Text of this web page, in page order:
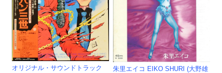
オリジナル・サウンドトラック
朱里エイコ EIKO SHURI (大野雄